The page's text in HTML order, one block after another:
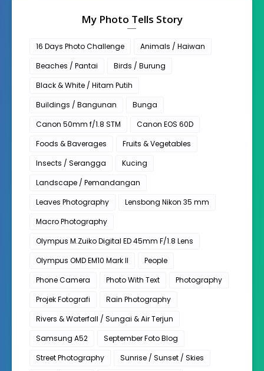
My Photo Tells Story
16 Days Photo Challenge
Animals / Haiwan
Beaches / Pantai
Birds / Burung
Black & White / Hitam Putih
Buildings / Bangunan
Bunga
Canon 50mm f/1.8 STM
Canon EOS 60D
Foods & Baverages
Fruits & Vegetables
Insects / Serangga
Kucing
Landscape / Pemandangan
Leaves Photography
Lensbong Nikon 35 mm
Macro Photography
Olympus M.Zuiko Digital ED 45mm F/1.8 Lens
Olympus OMD EM10 Mark II
People
Phone Camera
Photo With Text
Photography
Projek Fotografi
Rain Photography
Rivers & Waterfall / Sungai & Air Terjun
Samsung A52
September Foto Blog
Street Photography
Sunrise / Sunset / Skies